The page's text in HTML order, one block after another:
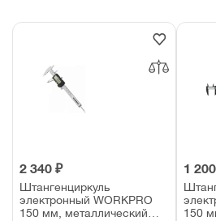
2 340 ₽
Штангенциркуль
электронный WORKPRO
150 мм, металлический
1
150